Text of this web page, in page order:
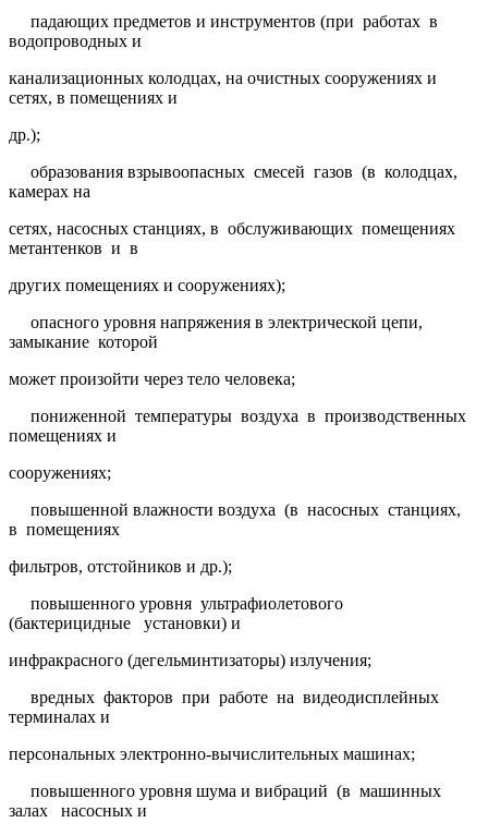
падающих предметов и инструментов (при работах в
водопроводных и
канализационных колодцах, на очистных сооружениях и
сетях, в помещениях и
др.);
образования взрывоопасных смесей газов (в колодцах,
камерах на
сетях, насосных станциях, в обслуживающих помещениях
метантенков и в
других помещениях и сооружениях);
опасного уровня напряжения в электрической цепи,
замыкание которой
может произойти через тело человека;
пониженной температуры воздуха в производственных
помещениях и
сооружениях;
повышенной влажности воздуха (в насосных станциях,
в помещениях
фильтров, отстойников и др.);
повышенного уровня ультрафиолетового
(бактерицидные установки) и
инфракрасного (дегельминтизаторы) излучения;
вредных факторов при работе на видеодисплейных
терминалах и
персональных электронно-вычислительных машинах;
повышенного уровня шума и вибраций (в машинных
залах насосных и